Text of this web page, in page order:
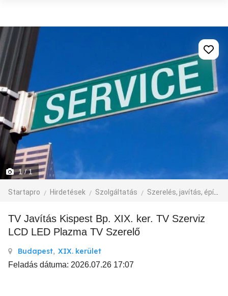
1 / 1
Startapro Hirdetések Szolgáltatás Szerelés, javítás, építkezés
TV Javítás Kispest Bp. XIX. ker. TV Szerviz
LCD LED Plazma TV Szerelő
Budapest, XIX. kerület
Feladás dátuma: 2026.07.26 17:07